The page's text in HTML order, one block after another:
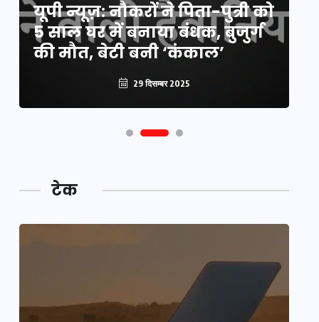
यूपी न्यूज़: नौकरों ने पिता-पुत्री को
5 साल घर में बनाया बंधक, बुजुर्ग
की मौत, बेटी बनी ‘कंकाल’
29 दिसम्बर 2025
टेक